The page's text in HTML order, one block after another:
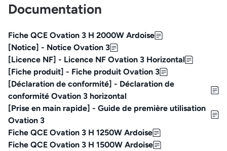
Documentation
Fiche QCE Ovation 3 H 2000W Ardoise
[Notice] - Notice Ovation 3
[Licence NF] - Licence NF Ovation 3 Horizontal
[Fiche produit] - Fiche produit Ovation 3
[Déclaration de conformité] - Déclaration de
conformité Ovation 3 horizontal
[Prise en main rapide] - Guide de première utilisation
Ovation 3
Fiche QCE Ovation 3 H 1250W Ardoise
Fiche QCE Ovation 3 H 1500W Ardoise